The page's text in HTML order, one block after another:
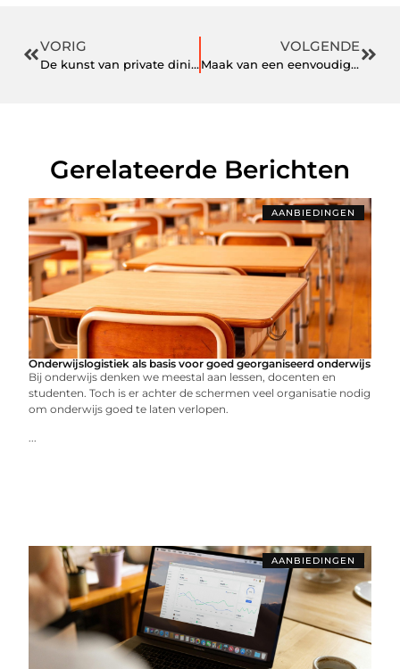
VORIG
De kunst van private dining
VOLGENDE
Maak van een eenvoudige waterfles een persoonlijk statement
Gerelateerde Berichten
AANBIEDINGEN
Onderwijslogistiek als basis voor goed georganiseerd onderwijs
Bij onderwijs denken we meestal aan lessen, docenten en
studenten. Toch is er achter de schermen veel organisatie nodig
om onderwijs goed te laten verlopen.
...
AANBIEDINGEN